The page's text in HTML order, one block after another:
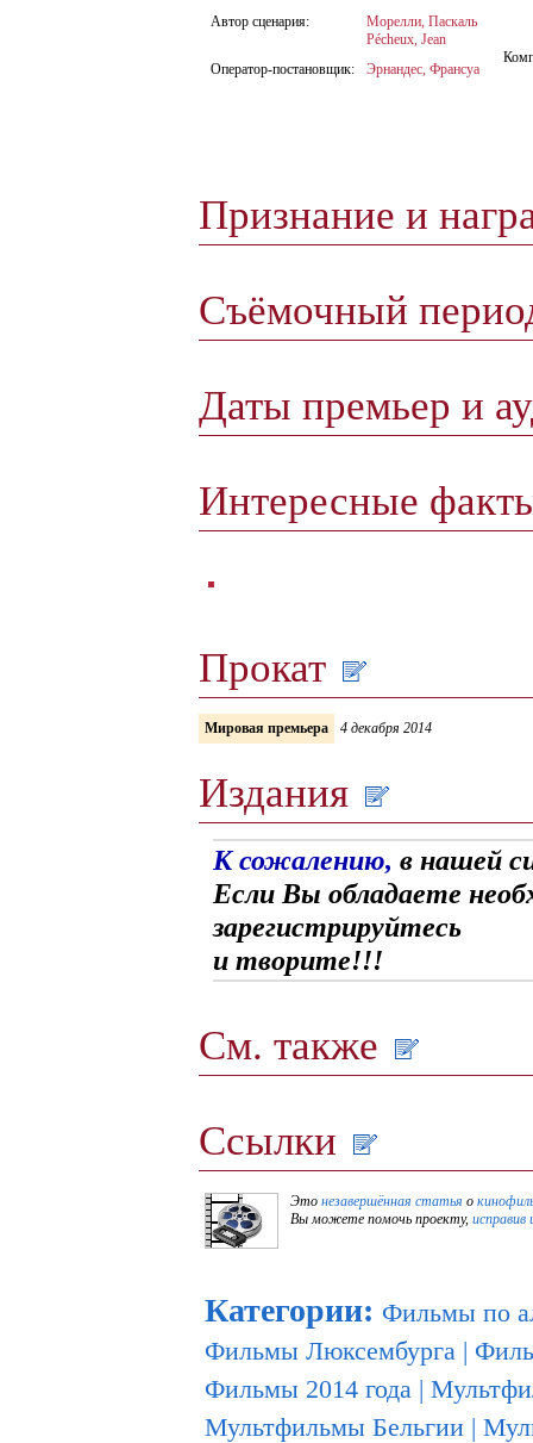
Автор сценария:
Морелли, Паскаль
Pécheux, Jean
Оператор-постановщик:
Эрнандес, Франсуа
Признание и
Съёмочный
Даты премьер и
Интересные
Прокат
Мировая премьера 4 декабря 2014
Издания
К сожалению, в нашей
Если Вы обладаете
зарегистрируйтесь
и творите!!!
См. также
Ссылки
Это незавершённая статья о
Вы можете помочь проекту, исправив
Категории: Фильмы по
Фильмы Люксембурга |
Фильмы 2014 года |
Мультфильмы Бельгии |